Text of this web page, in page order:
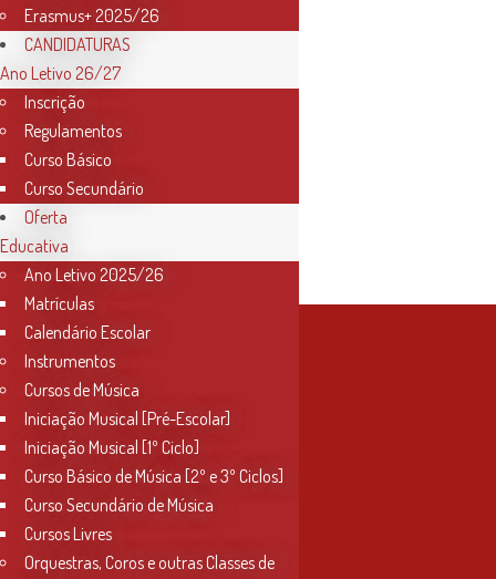
Ensino
Articulado
2024/25
Erasmus+ 2025/26
CANDIDATURAS
Ano Letivo 26/27
Inscrição
Regulamentos
Curso Básico
Curso Secundário
Oferta
Educativa
Ano Letivo 2025/26
Matrículas
Calendário Escolar
Instrumentos
Cursos de Música
Iniciação Musical [Pré-Escolar]
Iniciação Musical [1º Ciclo]
Curso Básico de Música [2º e 3º Ciclos]
Curso Secundário de Música
Cursos Livres
Orquestras, Coros e outras Classes de